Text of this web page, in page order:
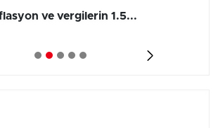
ve vergilerin 1.5...